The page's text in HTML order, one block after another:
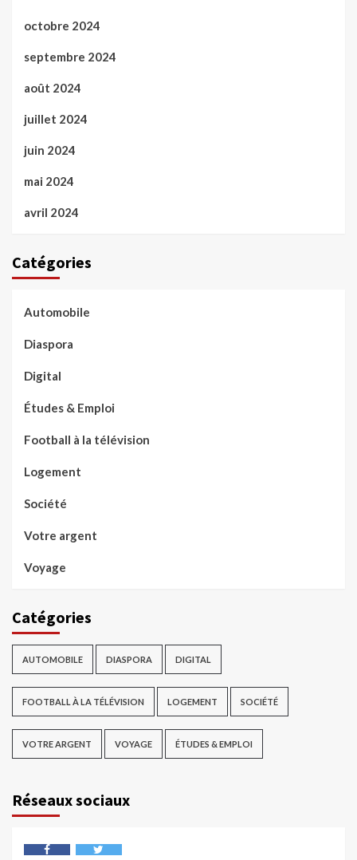
octobre 2024
septembre 2024
août 2024
juillet 2024
juin 2024
mai 2024
avril 2024
Catégories
Automobile
Diaspora
Digital
Études & Emploi
Football à la télévision
Logement
Société
Votre argent
Voyage
Catégories
AUTOMOBILE DIASPORA DIGITAL
FOOTBALL À LA TÉLÉVISION LOGEMENT SOCIÉTÉ
VOTRE ARGENT VOYAGE ÉTUDES & EMPLOI
Réseaux sociaux